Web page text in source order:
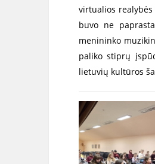
virtualios
buvo ne
menininko
paliko stiprų
lietuvių kultūros